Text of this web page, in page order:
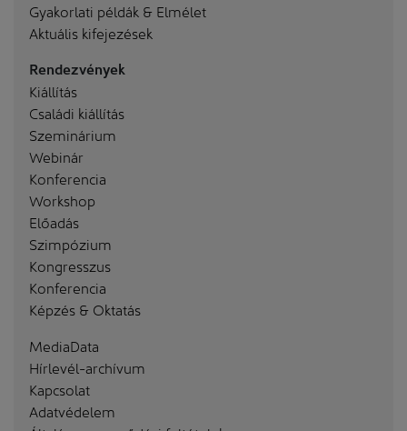
Gyakorlati példák & Elmélet
Aktuális kifejezések
Rendezvények
Kiállítás
Családi kiállítás
Szeminárium
Webinár
Konferencia
Workshop
Előadás
Szimpózium
Kongresszus
Konferencia
Képzés & Oktatás
MediaData
Hírlevél-archívum
Kapcsolat
Adatvédelem